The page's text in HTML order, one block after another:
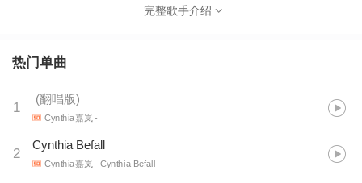
In The Worldt》（永存于世） 2025年6月发行个人首张
辑《我试着离开》 2025年6月26日发行专辑《故事后续》 主要成
嘉岚（本名），岚岚，辛西娅 国籍：中国（China） 民族：锡伯族
出生地：中国（上海市） 出生日期：1998年10月3日（农历：戊寅
年八月十三） 身高：178cm 体重：66.3kg 星座：天秤座 职业：歌
手、词曲作者、音乐制作人 经济公司：余烬之海唱片 生肖：虎 毕
业院校：伯克利音乐学院 出道日期：2021年4月7日 喜欢的颜色：
完整歌手介绍
热门单曲
1
(翻唱版)
Cynthia嘉岚- ⁢
2
Cynthia Befall
Cynthia嘉岚- Cynthia Befall